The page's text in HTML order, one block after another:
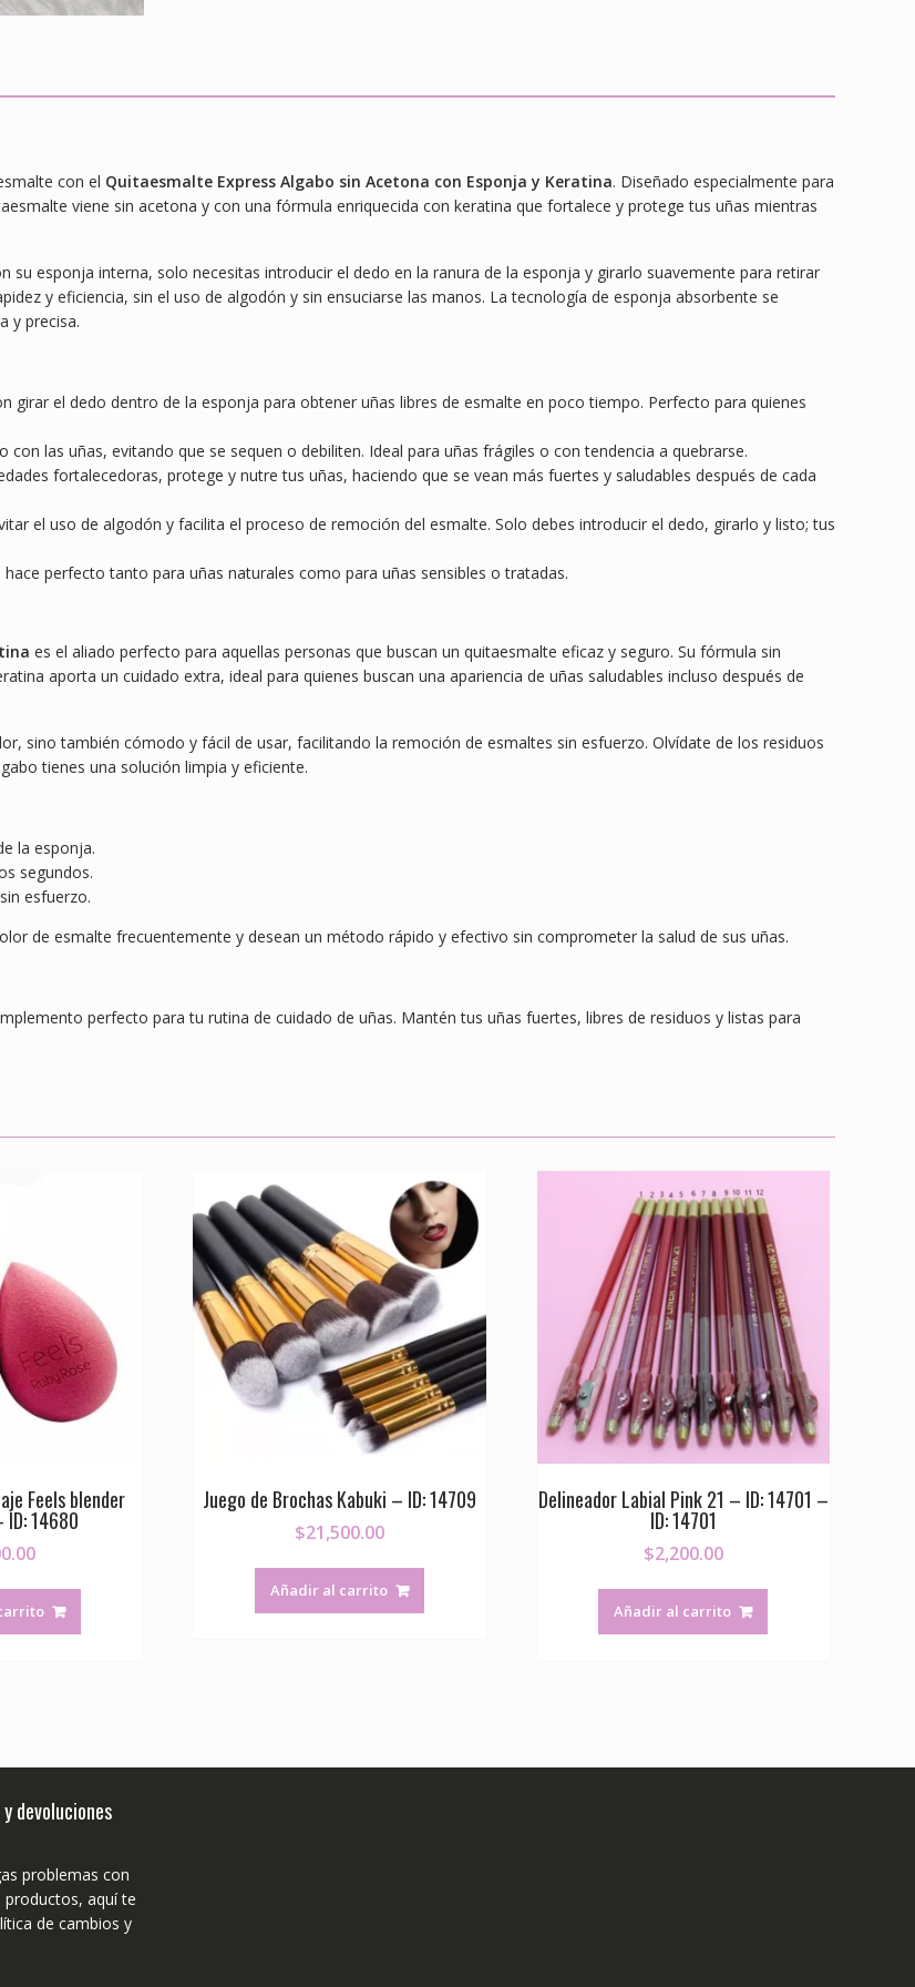
con el Quitaesmalte Express Algabo sin Acetona con Esponja y Keratina. Diseñado especialmente para
viene sin acetona y con una fórmula enriquecida con keratina que fortalece y protege tus uñas mientras
esponja interna, solo necesitas introducir el dedo en la ranura de la esponja y girarlo suavemente para retirar
y eficiencia, sin el uso de algodón y sin ensuciarse las manos. La tecnología de esponja absorbente se
y precisa.
girar el dedo dentro de la esponja para obtener uñas libres de esmalte en poco tiempo. Perfecto para quienes
las uñas, evitando que se sequen o debiliten. Ideal para uñas frágiles o con tendencia a quebrarse.
fortalecedoras, protege y nutre tus uñas, haciendo que se vean más fuertes y saludables después de cada
el uso de algodón y facilita el proceso de remoción del esmalte. Solo debes introducir el dedo, girarlo y listo; tus
perfecto tanto para uñas naturales como para uñas sensibles o tratadas.
es el aliado perfecto para aquellas personas que buscan un quitaesmalte eficaz y seguro. Su fórmula sin
aporta un cuidado extra, ideal para quienes buscan una apariencia de uñas saludables incluso después de
sino también cómodo y fácil de usar, facilitando la remoción de esmaltes sin esfuerzo. Olvídate de los residuos
tienes una solución limpia y eficiente.
la esponja.
segundos.
esfuerzo.
de esmalte frecuentemente y desean un método rápido y efectivo sin comprometer la salud de sus uñas.
perfecto para tu rutina de cuidado de uñas. Mantén tus uñas fuertes, libres de residuos y listas para
Feels blender
ID: 14680
Juego de Brochas Kabuki – ID: 14709
$21,500.00
Añadir al carrito
Delineador Labial Pink 21 – ID: 14701 –
ID: 14701
$2,200.00
Añadir al carrito
devoluciones
problemas con
aquí te
de cambios y